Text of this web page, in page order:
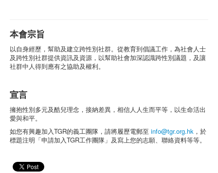
本會宗旨
以自身經歷，幫助及建立跨性別社群。從教育到倡議工作，為社會人士
及跨性別社群提供資訊及資源，以幫助社會加深認識跨性別議題，及讓
社群中人得到應有之協助及權利。
宣言
擁抱性別多元及酷兒理念，接納差異，相信人人生而平等，以生命活出
愛與和平。
如您有興趣加入TGR的義工團隊，請將履歷電郵至 info@tgr.org.hk ，於
標題注明「申請加入TGR工作團隊」及寫上您的志願、聯絡資料等等。